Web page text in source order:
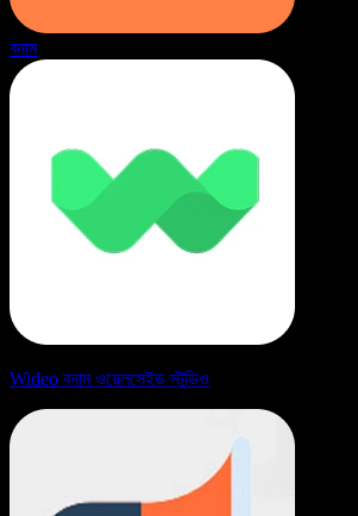
বনাম
Wideo বনাম ওয়েলসেইড স্টুডিও